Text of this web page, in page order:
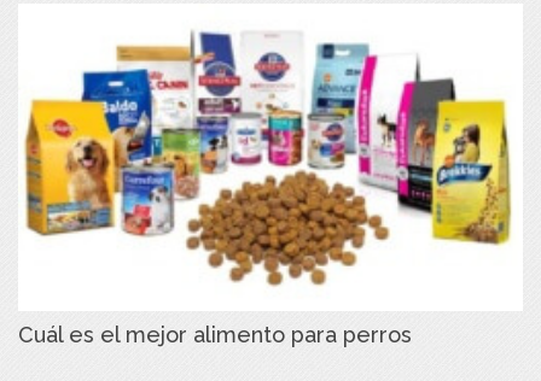
Cuál es el mejor alimento para perros